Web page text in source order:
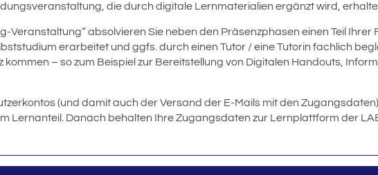
die durch digitale Lernmaterialien ergänzt wird,
Veranstaltung“ absolvieren Sie neben den Präsenzphasen einen Teil
erarbeitet und ggfs. durch einen Tutor / eine Tutorin fachlich
kommen – so zum Beispiel zur Bereitstellung von Digitalen Handouts,
(und damit auch der Versand der E-Mails mit den
Lernanteil. Danach behalten Ihre Zugangsdaten zur Lernplattform der